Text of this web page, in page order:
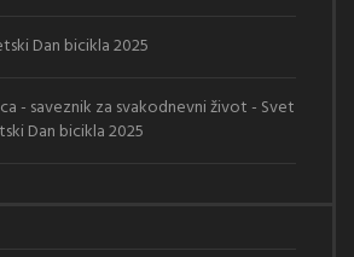
Dan bicikla 2025
- saveznik za svakodnevni život - Svet
Dan bicikla 2025